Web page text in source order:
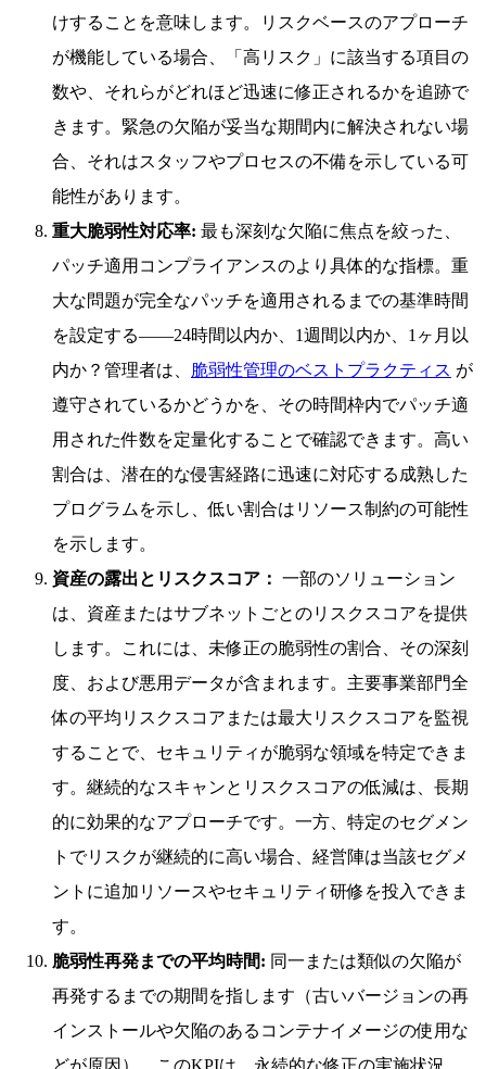
けすることを意味します。リスクベースのアプローチ
が機能している場合、「高リスク」に該当する項目の
数や、それらがどれほど迅速に修正されるかを追跡で
きます。緊急の欠陥が妥当な期間内に解決されない場
合、それはスタッフやプロセスの不備を示している可
能性があります。
重大脆弱性対応率: 最も深刻な欠陥に焦点を絞った、
パッチ適用コンプライアンスのより具体的な指標。重
大な問題が完全なパッチを適用されるまでの基準時間
を設定する——24時間以内か、1週間以内か、1ヶ月以
内か？管理者は、 脆弱性管理のベストプラクティス が
遵守されているかどうかを、その時間枠内でパッチ適
用された件数を定量化することで確認できます。高い
割合は、潜在的な侵害経路に迅速に対応する成熟した
プログラムを示し、低い割合はリソース制約の可能性
を示します。
資産の露出とリスクスコア： 一部のソリューション
は、資産またはサブネットごとのリスクスコアを提供
します。これには、未修正の脆弱性の割合、その深刻
度、および悪用データが含まれます。主要事業部門全
体の平均リスクスコアまたは最大リスクスコアを監視
することで、セキュリティが脆弱な領域を特定できま
す。継続的なスキャンとリスクスコアの低減は、長期
的に効果的なアプローチです。一方、特定のセグメン
トでリスクが継続的に高い場合、経営陣は当該セグメ
ントに追加リソースやセキュリティ研修を投入できま
す。
脆弱性再発までの平均時間: 同一または類似の欠陥が
再発するまでの期間を指します（古いバージョンの再
インストールや欠陥のあるコンテナイメージの使用な